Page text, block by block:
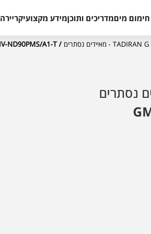
חימום מיםמדריכים ותוכןמידע מקצועיקריירה
TADIRAN G - מאיידים נסתרים / GMV-ND90PMS/A1-T